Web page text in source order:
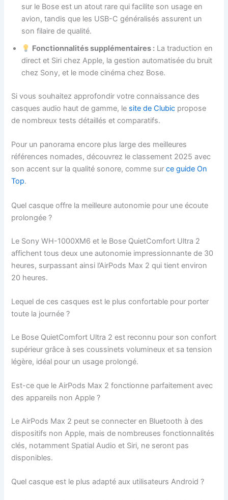
sur le Bose est un atout rare qui facilite son usage en
avion, tandis que les USB-C généralisés assurent un
son filaire de qualité.
Fonctionnalités supplémentaires : La traduction en
direct et Siri chez Apple, la gestion automatisée du bruit
chez Sony, et le mode cinéma chez Bose.
Si vous souhaitez approfondir votre connaissance des
casques audio haut de gamme, le site de Clubic propose
de nombreux tests détaillés et comparatifs.
Pour un panorama encore plus large des meilleures
références nomades, découvrez le classement 2025 avec
son accent sur la qualité sonore, comme surce guide On
Top.
Quel casque offre la meilleure autonomie pour une écoute
prolongée ?
Le Sony WH-1000XM6 et le Bose QuietComfort Ultra 2
affichent tous deux une autonomie impressionnante de 30
heures, surpassant ainsi l’AirPods Max 2 qui tient environ
20 heures.
Lequel de ces casques est le plus confortable pour porter
toute la journée ?
Le Bose QuietComfort Ultra 2 est reconnu pour son confort
supérieur grâce à ses coussinets volumineux et sa tension
légère, idéal pour un usage prolongé.
Est-ce que le AirPods Max 2 fonctionne parfaitement avec
des appareils non Apple ?
Le AirPods Max 2 peut se connecter en Bluetooth à des
dispositifs non Apple, mais de nombreuses fonctionnalités
clés, notamment Spatial Audio et Siri, ne seront pas
disponibles.
Quel casque est le plus adapté aux utilisateurs Android ?